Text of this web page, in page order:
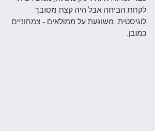
לקחת הביתה אבל היה קצת מסובך
לוגיסטית. משוגעת על ממולאים - צמחוניים
כמובן.